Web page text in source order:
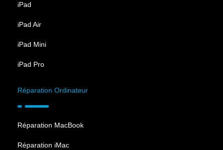
iPad
iPad Air
iPad Mini
iPad Pro
Réparation Ordinateur
Réparation MacBook
Réparation iMac